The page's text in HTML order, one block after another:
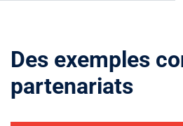
Des exemples
partenariats